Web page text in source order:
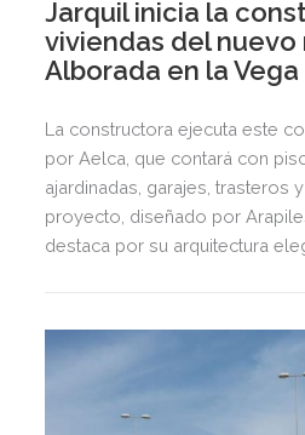
Jarquil inicia la
viviendas del
Alborada en la
La constructora ejecuta este
por Aelca, que contará con
ajardinadas, garajes, trasteros
proyecto, diseñado por
destaca por su arquitectura